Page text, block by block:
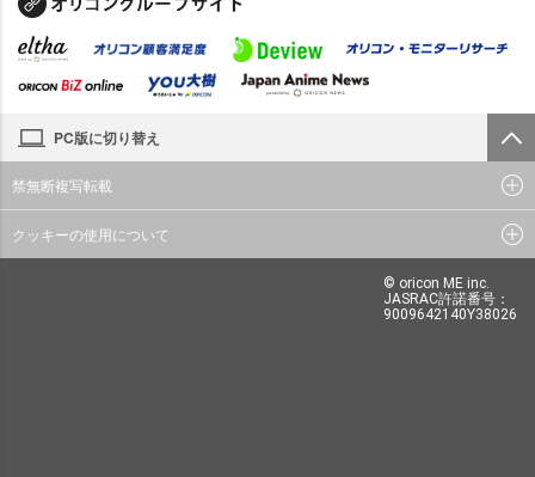
PC版に切り替え
禁無断複写転載
クッキーの使用について
© oricon ME inc.
JASRAC許諾番号：
9009642140Y38026